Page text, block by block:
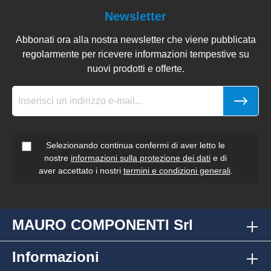
Newsletter
Abbonati ora alla nostra newsletter che viene pubblicata
regolarmente per ricevere informazioni tempestive su
nuovi prodotti e offerte.
Selezionando continua confermi di aver letto le
nostre informazioni sulla protezione dei dati e di
aver accettato i nostri termini e condizioni generali.
MAURO COMPONENTI Srl
Informazioni